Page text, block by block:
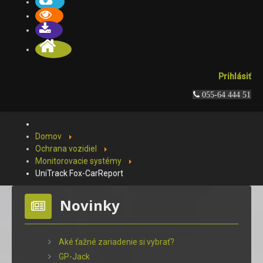
Prihlásiť
055-64 444 51
Domov
Ochrana vozidiel
Monitorovacie systémy
UniTrack Fox-CarReport
Novinky
Aké ťažné zariadenie si vybrať?
GP-Jack